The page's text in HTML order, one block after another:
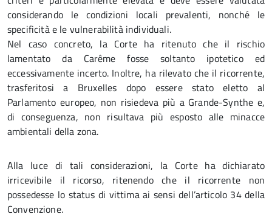
considerando le condizioni locali prevalenti, nonché le
specificità e le vulnerabilità individuali.
Nel caso concreto, la Corte ha ritenuto che il rischio
lamentato da Carême fosse soltanto ipotetico ed
eccessivamente incerto. Inoltre, ha rilevato che il ricorrente,
trasferitosi a Bruxelles dopo essere stato eletto al
Parlamento europeo, non risiedeva più a Grande-Synthe e,
di conseguenza, non risultava più esposto alle minacce
ambientali della zona.
Alla luce di tali considerazioni, la Corte ha dichiarato
irricevibile il ricorso, ritenendo che il ricorrente non
possedesse lo status di vittima ai sensi dell’articolo 34 della
Convenzione.